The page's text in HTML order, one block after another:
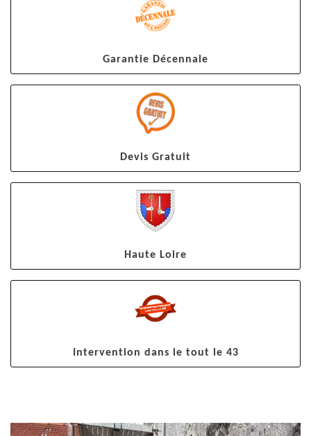
Garantie Décennale
Devis Gratuit
Haute Loire
Intervention dans le tout le 43